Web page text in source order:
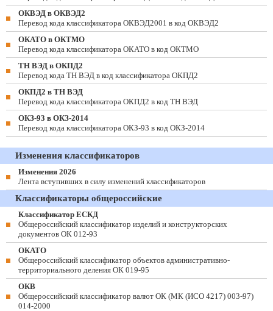
ОКВЭД в ОКВЭД2
Перевод кода классификатора ОКВЭД2001 в код ОКВЭД2
ОКАТО в ОКТМО
Перевод кода классификатора ОКАТО в код ОКТМО
ТН ВЭД в ОКПД2
Перевод кода ТН ВЭД в код классификатора ОКПД2
ОКПД2 в ТН ВЭД
Перевод кода классификатора ОКПД2 в код ТН ВЭД
ОКЗ-93 в ОКЗ-2014
Перевод кода классификатора ОКЗ-93 в код ОКЗ-2014
Изменения классификаторов
Изменения 2026
Лента вступивших в силу изменений классификаторов
Классификаторы общероссийские
Классификатор ЕСКД
Общероссийский классификатор изделий и конструкторских
документов ОК 012-93
ОКАТО
Общероссийский классификатор объектов административно-
территориального деления ОК 019-95
ОКВ
Общероссийский классификатор валют ОК (МК (ИСО 4217) 003-97)
014-2000